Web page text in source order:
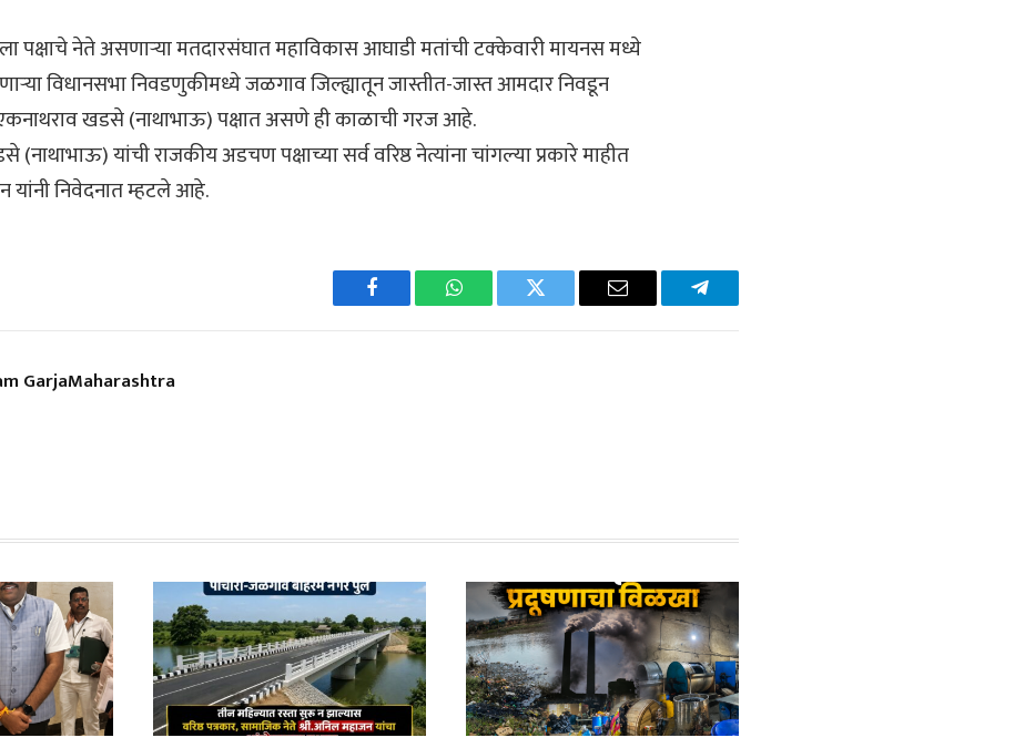
नेते असणाऱ्या मतदारसंघात महाविकास आघाडी मतांची टक्केवारी मायनस मध्ये
विधानसभा निवडणुकीमध्ये जळगाव जिल्ह्यातून जास्तीत-जास्त आमदार निवडून
खडसे (नाथाभाऊ) पक्षात असणे ही काळाची गरज आहे.
यांची राजकीय अडचण पक्षाच्या सर्व वरिष्ठ नेत्यांना चांगल्या प्रकारे माहीत
निवेदनात म्हटले आहे.
Facebook WhatsAppTwitter Email Telegram
GarjaMaharashtra